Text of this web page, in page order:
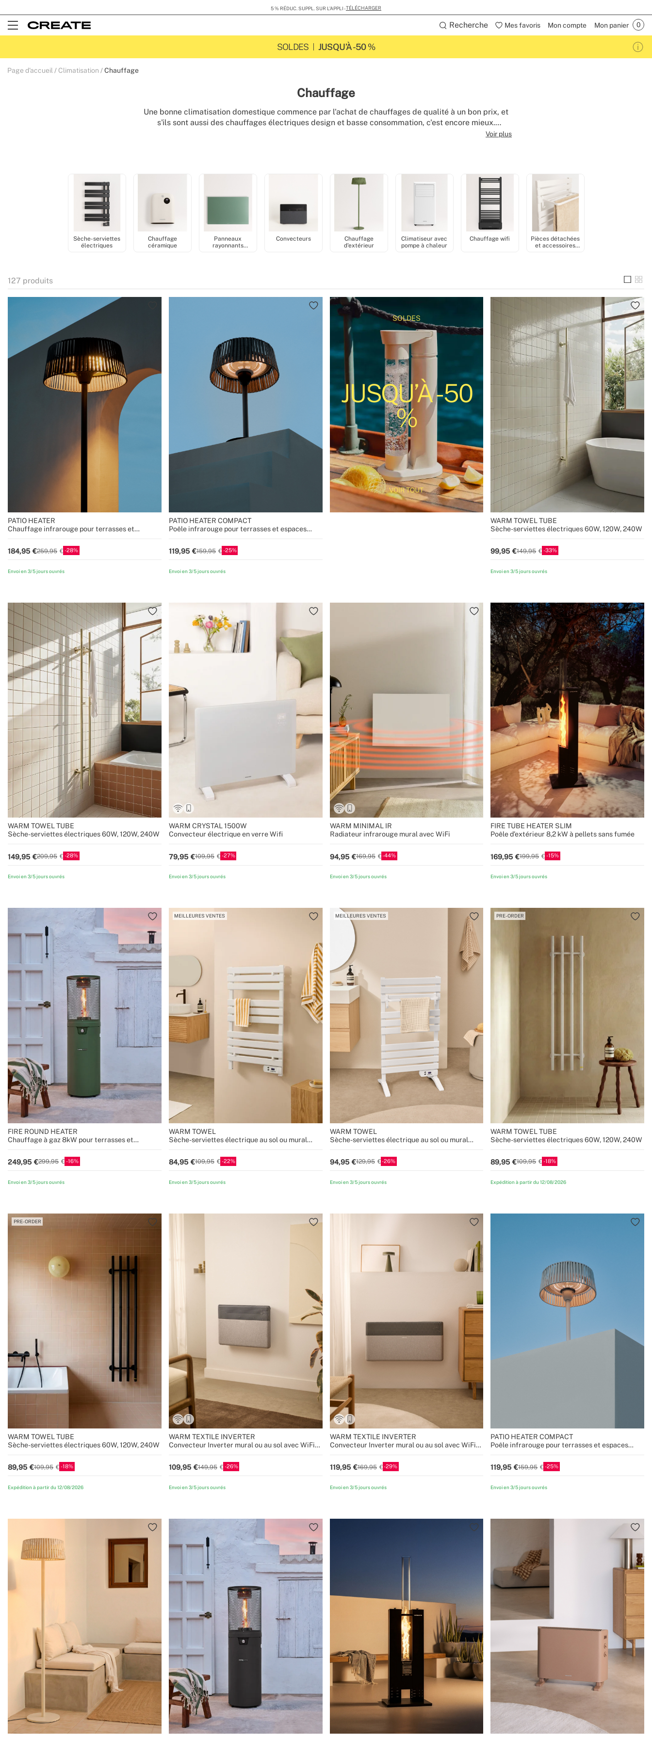
LIVRAISON GRATUITE DÈS 149€
Open
Recherche Mes favoris Mon compte Mon panier
SOLDES JUSQU’À -50 %
Page d'accueil Climatisation Chauffage
Chauffage
Une bonne climatisation domestique commence par l'achat de chauffages de qualité à un bon prix, et
s'ils sont aussi des chauffages électriques design et basse consommation, c'est encore mieux.
Découvrez notre gamme de radiateurs, chauffages, convecteurs, chauffages d'extérieur, etc., etVoir plus
Sèche-serviettes
électriques
Chauffage
céramique
Panneaux
rayonnants
Convecteurs
Chauffage
d'extérieur
Climatiseur avec
pompe à chaleur
Chauffage wifi
Pièces détachées
et accessoires
127 produits
PATIO HEATER
Chauffage infrarouge pour terrasses et
184,95
259,95 28
Envoi en 3/5 jours ouvrés
PATIO HEATER COMPACT
Poêle infrarouge pour terrasses et espaces
119,95
159,95 25
Envoi en 3/5 jours ouvrés
SOLDES
JUSQU’À -50
%
VOIR TOUT
WARM TOWEL TUBE
Sèche-serviettes électriques 60W, 120W, 240W
99,95 149,95 33
Envoi en 3/5 jours ouvrés
WARM TOWEL TUBE
Sèche-serviettes électriques 60W, 120W, 240W
149,95 209,95 28
Envoi en 3/5 jours ouvrés
WARM CRYSTAL 1500W
Convecteur électrique en verre Wifi
79,95 109,95 27
Envoi en 3/5 jours ouvrés
WARM MINIMAL IR
Radiateur infrarouge mural avec WiFi
94,95 169,95 44
Envoi en 3/5 jours ouvrés
FIRE TUBE HEATER SLIM
Poêle d’extérieur 8,2 kW à pellets sans fumée
169,95 199,95 15
Envoi en 3/5 jours ouvrés
FIRE ROUND HEATER
Chauffage à gaz 8kW pour terrasses et
249,95
299,95 16
Envoi en 3/5 jours ouvrés
MEILLEURES VENTES
WARM TOWEL
Sèche-serviettes électrique au sol ou mural
84,95
109,95 22
Envoi en 3/5 jours ouvrés
MEILLEURES VENTES
WARM TOWEL
Sèche-serviettes électrique au sol ou mural
94,95
129,95 26
Envoi en 3/5 jours ouvrés
PRE-ORDER
WARM TOWEL TUBE
Sèche-serviettes électriques 60W, 120W, 240W
89,95 109,95 18
Expédition à partir du 12/08/2026
PRE-ORDER
WARM TOWEL TUBE
Sèche-serviettes électriques 60W, 120W, 240W
89,95 109,95 18
Expédition à partir du 12/08/2026
WARM TEXTILE INVERTER
Convecteur Inverter mural ou au sol avec WiFi
109,95
149,95 26
Envoi en 3/5 jours ouvrés
WARM TEXTILE INVERTER
Convecteur Inverter mural ou au sol avec WiFi
119,95
169,95 29
Envoi en 3/5 jours ouvrés
PATIO HEATER COMPACT
Poêle infrarouge pour terrasses et espaces
119,95
159,95 25
Envoi en 3/5 jours ouvrés